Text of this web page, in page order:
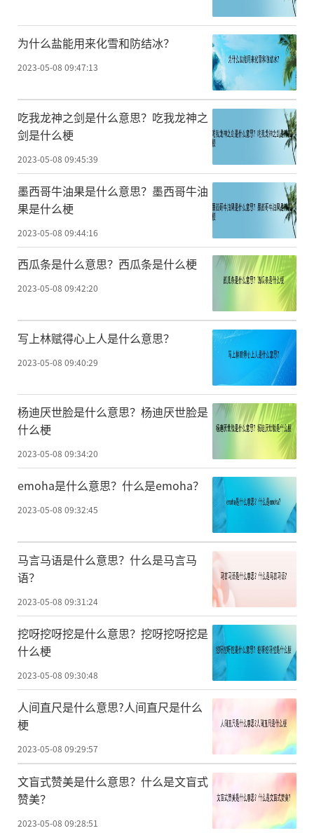
为什么盐能用来化雪和防结冰？
2023-05-08 09:47:13
吃我龙神之剑是什么意思？吃我龙神之
剑是什么梗
2023-05-08 09:45:39
墨西哥牛油果是什么意思？墨西哥牛油
果是什么梗
2023-05-08 09:44:16
西瓜条是什么意思？西瓜条是什么梗
2023-05-08 09:42:20
写上林赋得心上人是什么意思？
2023-05-08 09:40:29
杨迪厌世脸是什么意思？杨迪厌世脸是
什么梗
2023-05-08 09:34:20
emoha是什么意思？什么是emoha？
2023-05-08 09:32:45
马言马语是什么意思？什么是马言马
语？
2023-05-08 09:31:24
挖呀挖呀挖是什么意思？挖呀挖呀挖是
什么梗
2023-05-08 09:30:48
人间直尺是什么意思?人间直尺是什么
梗
2023-05-08 09:29:57
文盲式赞美是什么意思？什么是文盲式
赞美？
2023-05-08 09:28:51